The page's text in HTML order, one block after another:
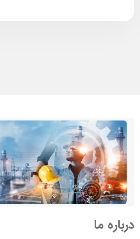
درباره ما